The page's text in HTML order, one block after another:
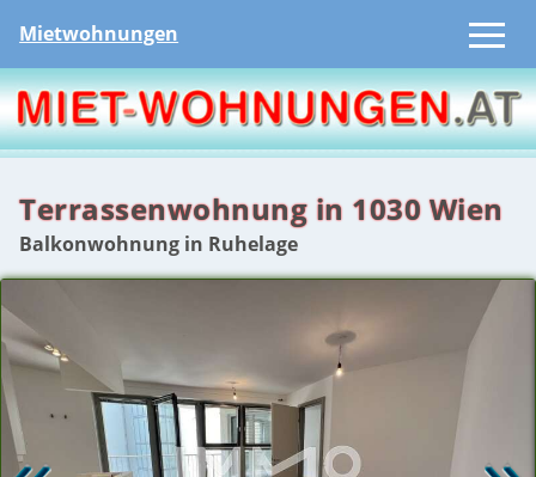
Mietwohnungen
Terrassenwohnung in 1030 Wien
Balkonwohnung in Ruhelage